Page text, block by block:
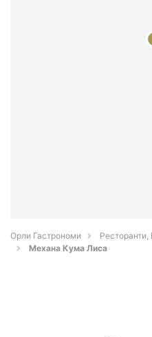
Орли Гастрономи
Механа Кума Лиса